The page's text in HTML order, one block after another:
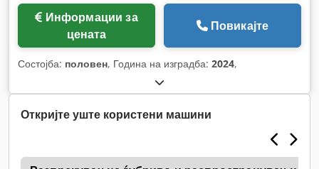
цената
Повикајте
Состојба: половен, Година на изградба: 2024,
Откријте уште користени машини